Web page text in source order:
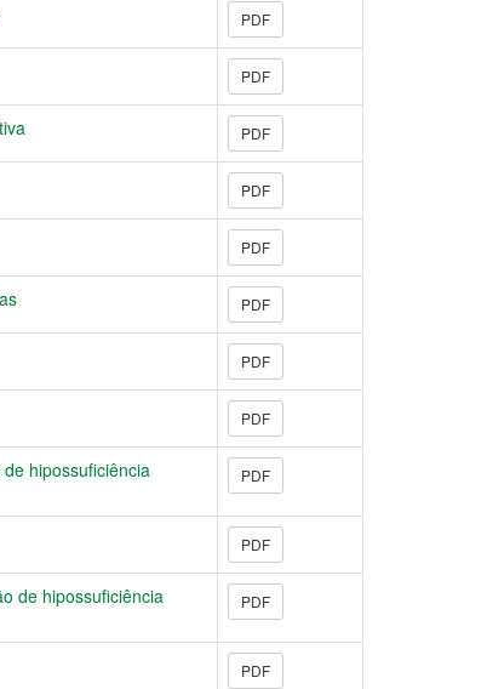
PDF
PDF
PDF
PDF
PDF
PDF
PDF
PDF
hipossuficiência
PDF
PDF
de hipossuficiência
PDF
PDF